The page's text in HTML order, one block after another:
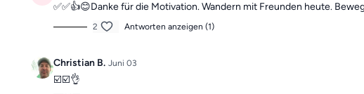
✅️✅️👍😊Danke für die Motivation. Wandern mit Freunden heute.
2 Antworten anzeigen (1)
Christian B. Juni 03
☑️☑️👌